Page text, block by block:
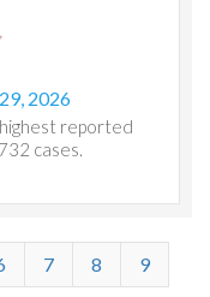
2026
reported
cases.
7 8
9